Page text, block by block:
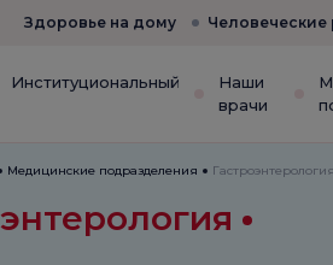
Здоровье на дому Человеческие
Институциональный
Наши
врачи
Медицинские подразделения Гастроэнтерология